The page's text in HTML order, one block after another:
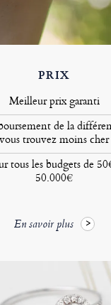
PRIX
Meilleur prix garanti
de la
vous trouvez moins cher
tous les budgets de
50.000€
En savoir plus